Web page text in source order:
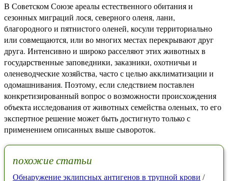
В Советском Союзе ареалы естественного обитания и
сезонных миграций лося, северного оленя, лани,
благородного и пятнистого оленей, косули территориально
или совмещаются, или во многих местах перекрывают друг
друга. Интенсивно и широко расселяют этих животных в
государственные заповедники, заказники, охотничьи и
оленеводческие хозяйства, часто с целью акклиматизации и
одомашнивания. Поэтому, если следствием поставлен
конкретизированный вопрос о возможности происхождения
объекта исследования от животных семейства оленьих, то его
экспертное решение может быть достигнуто только с
применением описанных выше сывороток.
похожие статьи
Обнаружение эклипсных антигенов в трупной крови /